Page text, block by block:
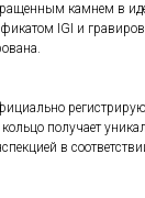
камнем в
IGI и
кольцо получает
в